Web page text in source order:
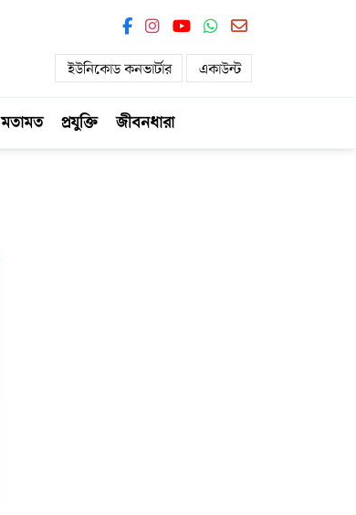
ইউনিকোড কনভার্টার একাউন্ট
মতামত প্রযুক্তি জীবনধারা